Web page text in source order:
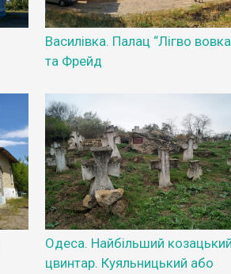
Василівка. Палац “Лігво
та Фрейд
Одеса. Найбільший
цвинтар. Куяльницький або